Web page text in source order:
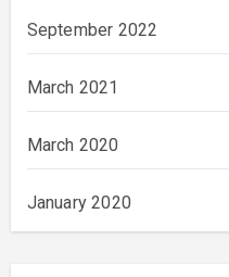
September 2022
March 2021
March 2020
January 2020